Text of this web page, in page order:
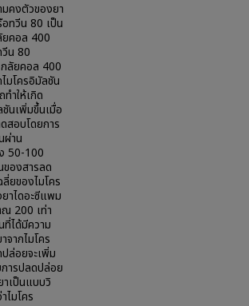
มคงตัวของยา
ทวีน 80 เป็น
คอล 400
น 80
กลัยคอล 400
มโครอิมัลชัน
ำให้เกิด
นเพิ่มขึ้นเมื่อ
สอบโดยการ
ผ่าน
50-100
ของสารลด
ยของไมโคร
าไดอะซีแพม
200 เท่า
ที่ได้มีความ
ากไมโคร
ล่อยจะเพิ่ม
ารปลดปล่อย
เป็นแบบวิ
ไมโคร